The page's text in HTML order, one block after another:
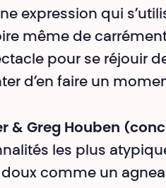
expression qui
même de
pour se réjouir
d’en faire un
& Greg Houben
les plus
doux comme un